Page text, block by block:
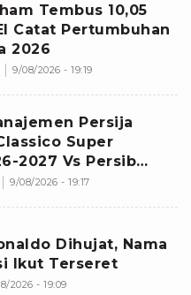
Tembus 10,05
Catat Pertumbuhan
2026
9/08/2026 - 19:19
Persija
Super
2027 Vs Persib
di Pekan Kedua
9/08/2026 - 19:17
Dihujat, Nama
Ikut Terseret
2026 - 19:09